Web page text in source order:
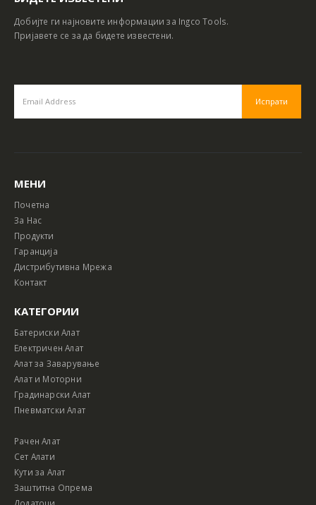
Добијте ги најновите информации за Ingco Tools.
Пријавете се за да бидете известени.
МЕНИ
Почетна
За Нас
Продукти
Гаранција
Дистрибутивна Мрежа
Контакт
КАТЕГОРИИ
Батериски Алат
Електричен Алат
Алат за Заварување
Алат и Моторни
Градинарски Алат
Пневматски Алат
Рачен Алат
Сет Алати
Кути за Алат
Заштитна Опрема